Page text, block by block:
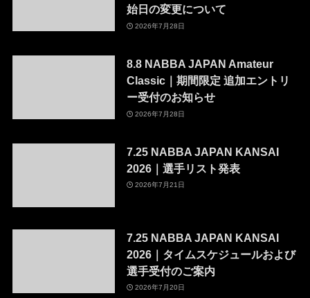
始日の変更について
2026年7月28日
8.8 NABBA JAPAN Amateur
Classic｜期間限定 追加エントリ
ー受付のお知らせ
2026年7月28日
7.25 NABBA JAPAN KANSAI
2026｜選手リスト発表
2026年7月21日
7.25 NABBA JAPAN KANSAI
2026｜タイムスケジュールおよび
選手受付のご案内
2026年7月20日